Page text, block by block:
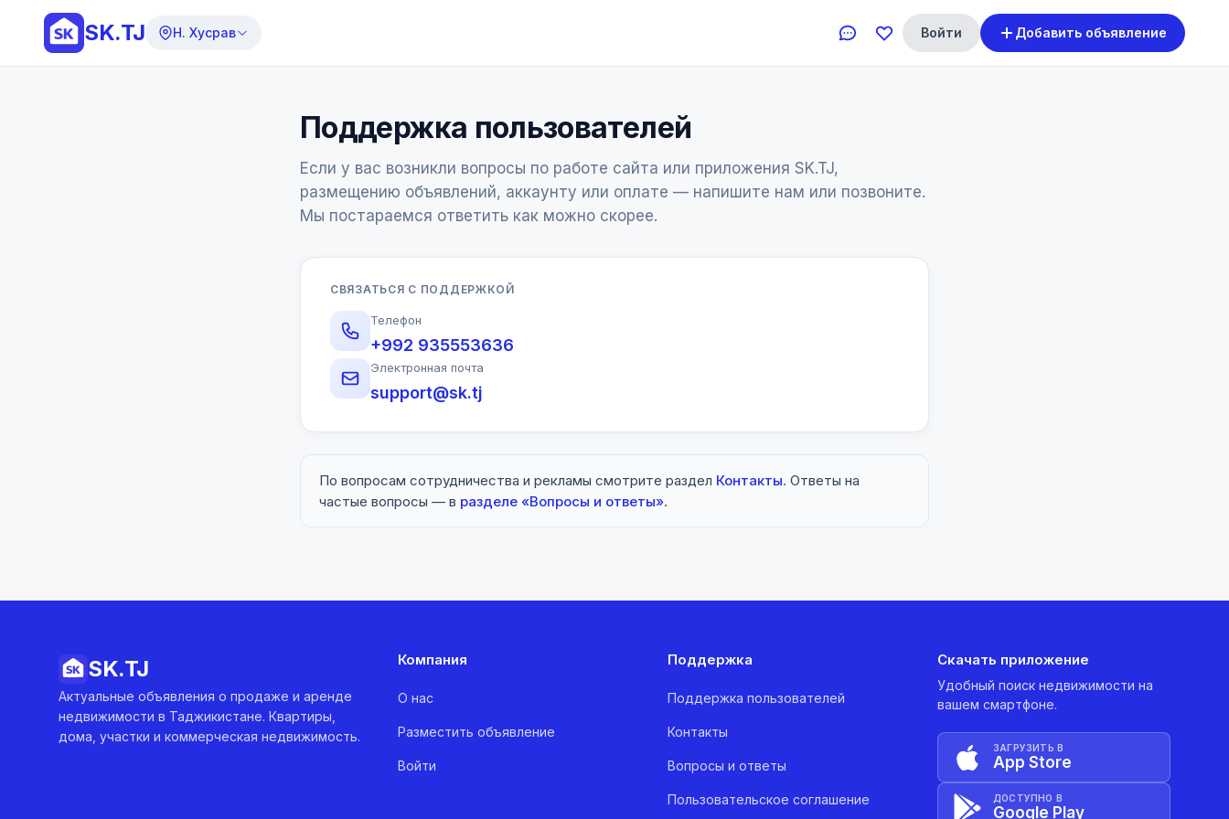
SK.TJ Н. Хусрав Войти Добавить объявление
Поддержка пользователей
Если у вас возникли вопросы по работе сайта или приложения SK.TJ,
размещению объявлений, аккаунту или оплате — напишите нам или позвоните.
Мы постараемся ответить как можно скорее.
СВЯЗАТЬСЯ С ПОДДЕРЖКОЙ
Телефон
+992 935553636
Электронная почта
support@sk.tj
По вопросам сотрудничества и рекламы смотрите раздел Контакты. Ответы на
частые вопросы — в разделе «Вопросы и ответы».
SK.TJ
Актуальные объявления о продаже и аренде
недвижимости в Таджикистане. Квартиры,
дома, участки и коммерческая недвижимость.
Компания
О нас
Разместить объявление
Войти
Поддержка
Поддержка пользователей
Контакты
Вопросы и ответы
Пользовательское соглашение
Скачать приложение
Удобный поиск недвижимости на
вашем смартфоне.
ЗАГРУЗИТЬ В
App Store
ДОСТУПНО В
Google Play